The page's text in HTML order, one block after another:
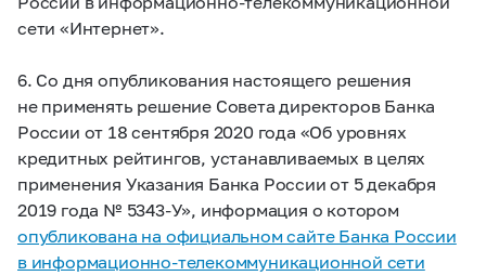
сети «Интернет».
6. Со дня опубликования настоящего решения
не применять решение Совета директоров Банка
России от 18 сентября 2020 года «Об уровнях
кредитных рейтингов, устанавливаемых в целях
применения Указания Банка России от 5 декабря
2019 года № 5343-У», информация о котором
опубликована на официальном сайте Банка России
в информационно-телекоммуникационной сети